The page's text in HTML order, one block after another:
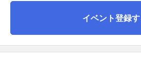
イベント登録